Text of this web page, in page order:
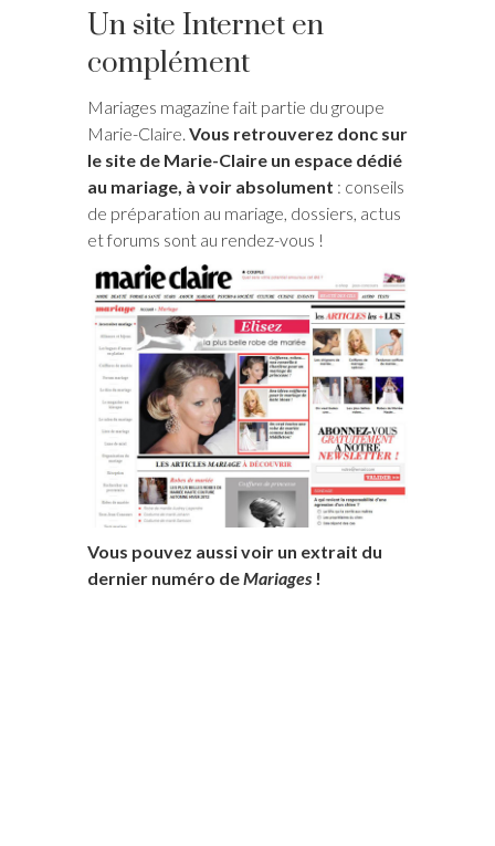
Un site Internet en
complément
Mariages magazine fait partie du groupe
Marie-Claire. Vous retrouverez donc sur
le site de Marie-Claire un espace dédié
au mariage, à voir absolument : conseils
de préparation au mariage, dossiers, actus
et forums sont au rendez-vous !
Vous pouvez aussi voir un extrait du
dernier numéro deMariages !